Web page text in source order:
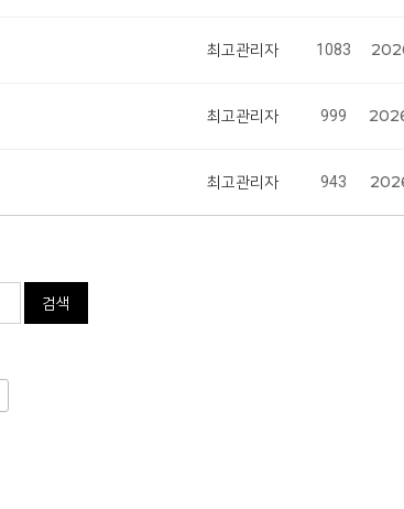
최고관리자 1083
최고관리자 999
최고관리자 943
검색